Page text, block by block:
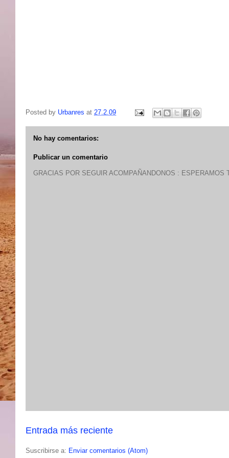
Posted by Urbanres at 27.2.09
No hay comentarios:
Publicar un comentario
GRACIAS POR SEGUIR ACOMPAÑANDONOS : ESPERAMOS
Entrada más reciente
Suscribirse a: Enviar comentarios (Atom)